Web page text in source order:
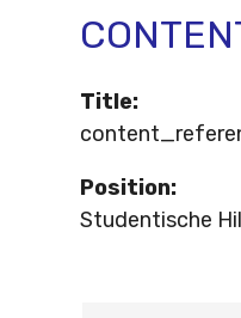
Title:
Position:
Studentische